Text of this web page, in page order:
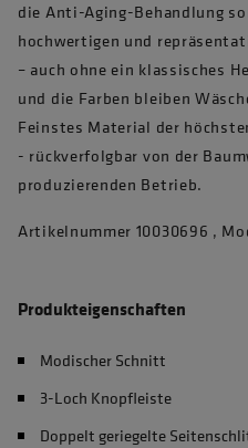
die Anti-Aging-Behandlung
hochwertigen und
– auch ohne ein klassisches
und die Farben bleiben
Feinstes Material der
- rückverfolgbar von der
produzierenden Betrieb.
Artikelnummer 10030696 ,
Produkteigenschaften
Modischer Schnitt
3-Loch Knopfleiste
Doppelt geriegelte